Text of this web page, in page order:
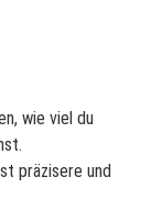
wie viel du
präzisere und